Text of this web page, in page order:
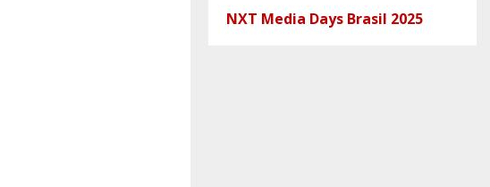
NXT Media Days Brasil 2025